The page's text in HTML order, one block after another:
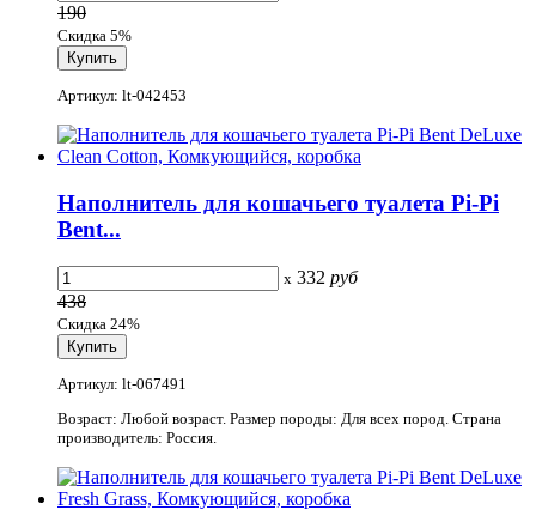
190
Скидка 5%
Артикул: lt-042453
Наполнитель для кошачьего туалета Pi-Pi
Bent...
x 332 руб
438
Скидка 24%
Артикул: lt-067491
Возраст: Любой возраст. Размер породы: Для всех пород. Страна
производитель: Россия.